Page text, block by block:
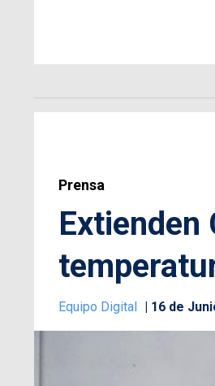
Prensa
Extienden
Equipo Digital 16 de